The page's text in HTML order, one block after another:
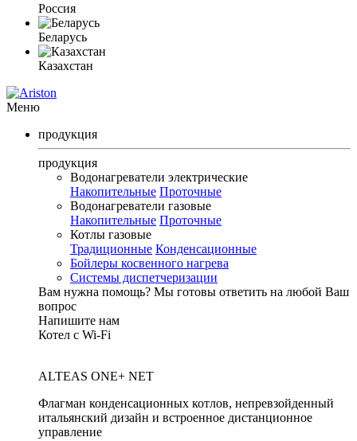
Россия
Беларусь
Казахстан
Меню
продукция
продукция
Водонагреватели электрические
Накопительные Проточные
Водонагреватели газовые
Накопительные Проточные
Котлы газовые
Традиционные Конденсационные
Бойлеры косвенного нагрева
Системы диспетчеризации
Вам нужна помощь? Мы готовы ответить на любой Ваш
вопрос
Напишите нам
Котел с Wi-Fi
ALTEAS ONE+ NET
Флагман конденсационных котлов, непревзойденный
итальянский дизайн и встроенное дистанционное
управление